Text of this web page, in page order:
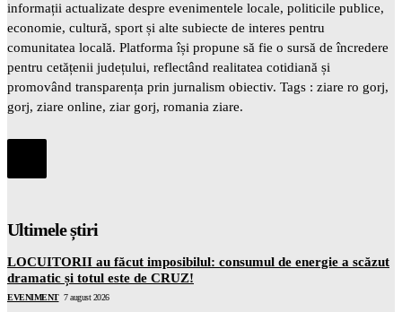
informații actualizate despre evenimentele locale, politicile publice,
economie, cultură, sport și alte subiecte de interes pentru
comunitatea locală. Platforma își propune să fie o sursă de încredere
pentru cetățenii județului, reflectând realitatea cotidiană și
promovând transparența prin jurnalism obiectiv. Tags : ziare ro gorj,
gorj, ziare online, ziar gorj, romania ziare.
Ultimele știri
LOCUITORII au făcut imposibilul: consumul de energie a scăzut
dramatic și totul este de CRUZ!
EVENIMENT 7 august 2026